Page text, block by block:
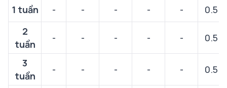
1 tuần - - - - -
0.5
2
tuần
- - - - - 0.5
3
tuần
- - - - - 0.5